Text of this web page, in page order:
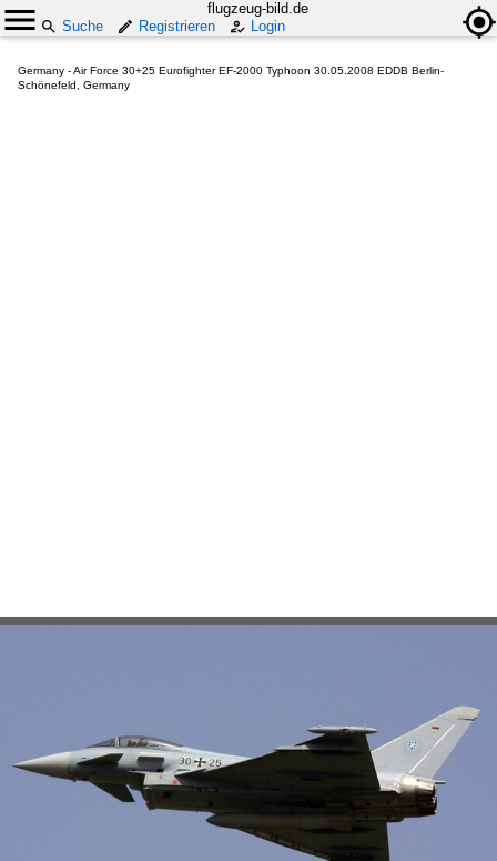
flugzeug-bild.de
Suche
Registrieren Login
Germany - Air Force 30+25 Eurofighter EF-2000 Typhoon 30.05.2008 EDDB Berlin-
Schönefeld, Germany